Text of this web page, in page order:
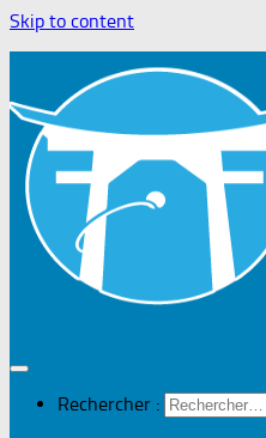
Skip to content
Rechercher :